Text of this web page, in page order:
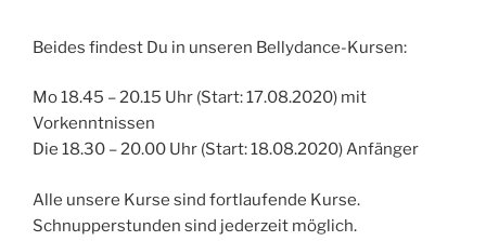
Beides findest Du in unseren Bellydance-Kursen:
Mo 18.45 – 20.15 Uhr (Start: 17.08.2020) mit
Vorkenntnissen
Die 18.30 – 20.00 Uhr (Start: 18.08.2020) Anfänger
Alle unsere Kurse sind fortlaufende Kurse.
Schnupperstunden sind jederzeit möglich.